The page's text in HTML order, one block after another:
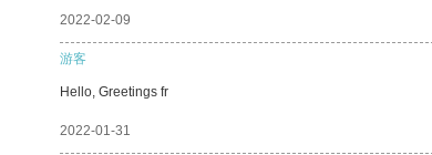
2022-02-09
游客
Hello, Greetings fr
2022-01-31